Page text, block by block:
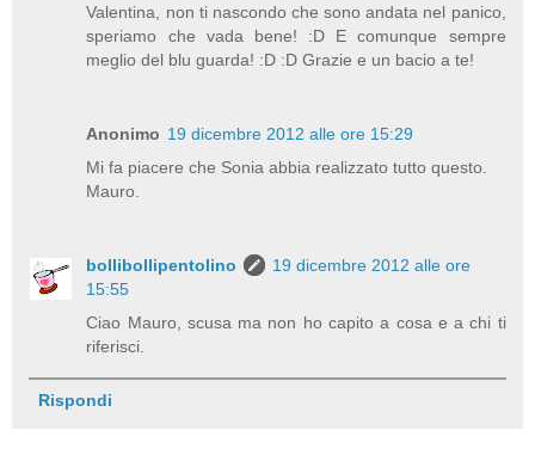
Valentina, non ti nascondo che sono andata nel panico,
speriamo che vada bene! :D E comunque sempre
meglio del blu guarda! :D :D Grazie e un bacio a te!
Anonimo 19 dicembre 2012 alle ore 15:29
Mi fa piacere che Sonia abbia realizzato tutto questo.
Mauro.
bollibollipentolino
19 dicembre 2012 alle ore
15:55
Ciao Mauro, scusa ma non ho capito a cosa e a chi ti
riferisci.
Rispondi